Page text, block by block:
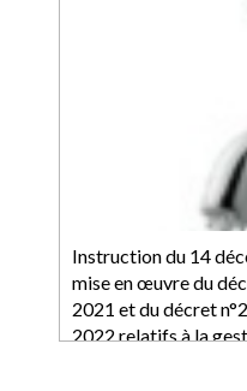
Instruction du 14
mise en œuvre du
2021 et du décret
2022 relatifs à la